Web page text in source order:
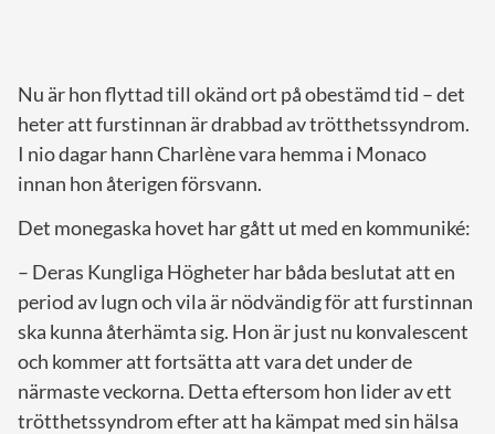
Nu är hon flyttad till okänd ort på obestämd tid – det
heter att furstinnan är drabbad av trötthetssyndrom.
I nio dagar hann Charlène vara hemma i Monaco
innan hon återigen försvann.
Det monegaska hovet har gått ut med en kommuniké:
– Deras Kungliga Högheter har båda beslutat att en
period av lugn och vila är nödvändig för att furstinnan
ska kunna återhämta sig. Hon är just nu konvalescent
och kommer att fortsätta att vara det under de
närmaste veckorna. Detta eftersom hon lider av ett
trötthetssyndrom efter att ha kämpat med sin hälsa